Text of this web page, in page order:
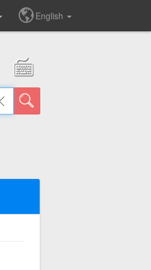
English